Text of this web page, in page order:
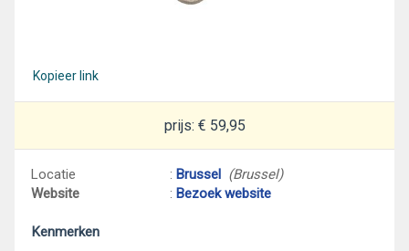
Kopieer link
prijs: € 59,95
Locatie : Brussel (Brussel)
Website
: Bezoek website
Kenmerken